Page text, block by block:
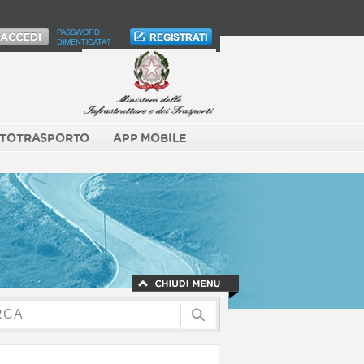
PASSWORD
DIMENTICATA?
APP MOBILE